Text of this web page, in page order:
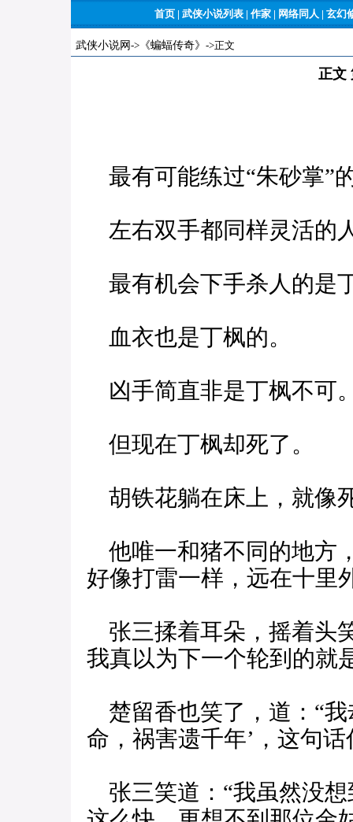
首页 | 武侠小说列表 | 作家 | 网络同人 | 玄幻
武侠小说网 -> 《蝙蝠传奇》 ->正文
正文
最有可能练过“朱砂掌”
左右双手都同样灵活的
最有机会下手杀人的是
血衣也是丁枫的。
凶手简直非是丁枫不可
但现在丁枫却死了。
胡铁花躺在床上，就像
他唯一和猪不同的地方
好像打雷一样，远在十里
张三揉着耳朵，摇着头
我真以为下一个轮到的就
楚留香也笑了，道：“我
命，祸害遗千年’，这句
张三笑道：“我虽然没